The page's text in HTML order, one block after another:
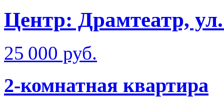
Центр: Драмтеатр,
25 000 руб.
2-комнатная квартира